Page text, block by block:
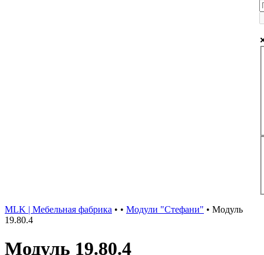
MLK | Мебельная фабрика • • Модули "Стефани" • Модуль
19.80.4
Модуль 19.80.4